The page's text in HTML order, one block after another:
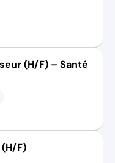
(H/F) – Santé
F)